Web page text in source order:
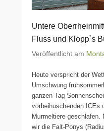
Untere
Fluss und Klopp`s
Veröffentlicht am
Heute verspricht der
Umschwung
ganzen Tag
vorbeihuschenden ICEs
Murmeltiere
wir die Falt-Ponys